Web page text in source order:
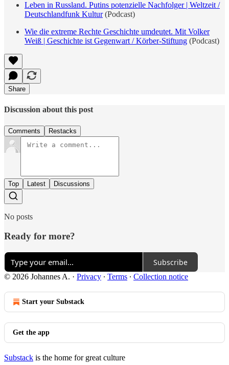
Leben in Russland. Putins potenzielle Nachfolger | Weltzeit /
Deutschlandfunk Kultur(Podcast)
Wie die extreme Rechte Geschichte umdeutet. Mit Volker
Weiß | Geschichte ist Gegenwart / Körber-Stiftung (Podcast)
Share
Discussion about this post
Comments Restacks
Top Latest Discussions
No posts
Ready for more?
Subscribe
© 2026 Johannes A. · Privacy ∙ Terms ∙ Collection notice
Start your Substack
Get the app
Substack is the home for great culture